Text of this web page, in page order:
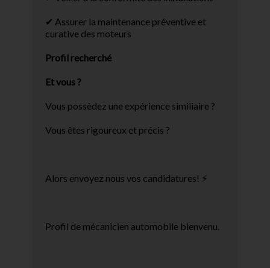
✔ Assurer la maintenance préventive et
curative des moteurs
Profil recherché
Et vous ?
Vous possèdez une expérience similiaire ?
Vous êtes rigoureux et précis ?
Alors envoyez nous vos candidatures! ⚡
Profil de mécanicien automobile bienvenu.